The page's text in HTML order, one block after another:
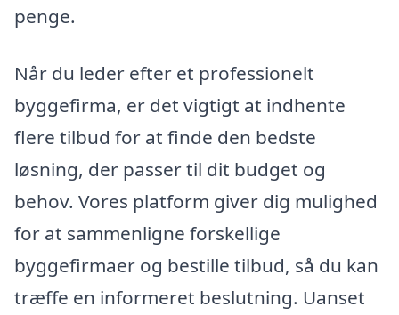
penge.
Når du leder efter et professionelt
byggefirma, er det vigtigt at indhente
flere tilbud for at finde den bedste
løsning, der passer til dit budget og
behov. Vores platform giver dig mulighed
for at sammenligne forskellige
byggefirmaer og bestille tilbud, så du kan
træffe en informeret beslutning. Uanset